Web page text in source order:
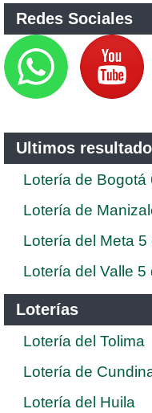
Redes Sociales
Ultimos
Lotería de Bogotá
Lotería de
Lotería del Meta
Lotería del Valle
Loterías
Lotería del Tolima
Lotería de
Lotería del Huila